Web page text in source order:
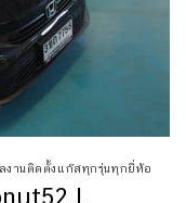
งานติดตั้งแก๊สทุกรุ่นทุกยี่ห้อ
L